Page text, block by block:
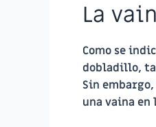
La
Como se
dobladillo,
Sin
una vaina